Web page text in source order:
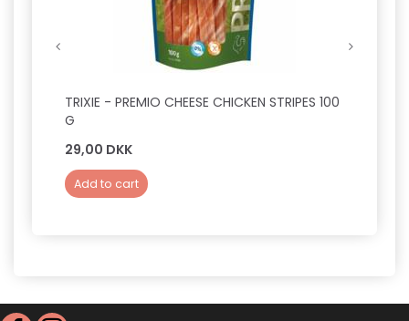
TRIXIE - PREMIO CHEESE CHICKEN STRIPES 100
G
29,00 DKK
Add to cart